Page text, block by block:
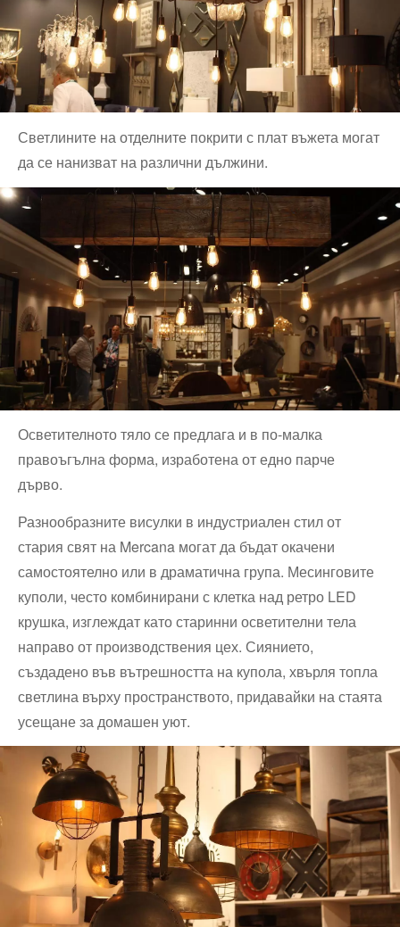
Светлините на отделните покрити с плат въжета могат
да се нанизват на различни дължини.
Осветителното тяло се предлага и в по-малка
правоъгълна форма, изработена от едно парче
дърво.
Разнообразните висулки в индустриален стил от
стария свят на Mercana могат да бъдат окачени
самостоятелно или в драматична група. Месинговите
куполи, често комбинирани с клетка над ретро LED
крушка, изглеждат като старинни осветителни тела
направо от производствения цех. Сиянието,
създадено във вътрешността на купола, хвърля топла
светлина върху пространството, придавайки на стаята
усещане за домашен уют.